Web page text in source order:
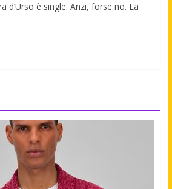
d’Urso è single. Anzi, forse no. La